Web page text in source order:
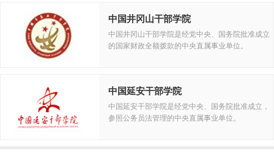
中国井冈山干部学院
中国井冈山干部学院是经党中央、国务院批准成立
的国家财政全额拨款的中央直属事业单位。
中国延安干部学院
中国延安干部学院是经党中央、国务院批准成立，
参照公务员法管理的中央直属事业单位。